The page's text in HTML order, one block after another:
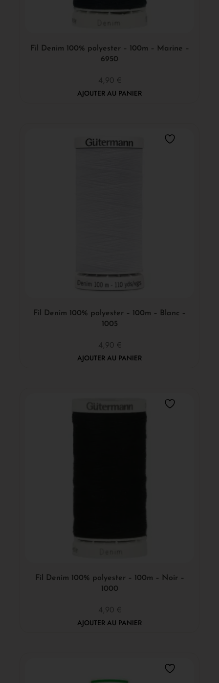
Fil Denim 100% polyester – 100m – Marine –
6950
4,90 €
AJOUTER AU PANIER
Fil Denim 100% polyester – 100m – Blanc –
1005
4,90 €
AJOUTER AU PANIER
Fil Denim 100% polyester – 100m – Noir –
1000
4,90 €
AJOUTER AU PANIER